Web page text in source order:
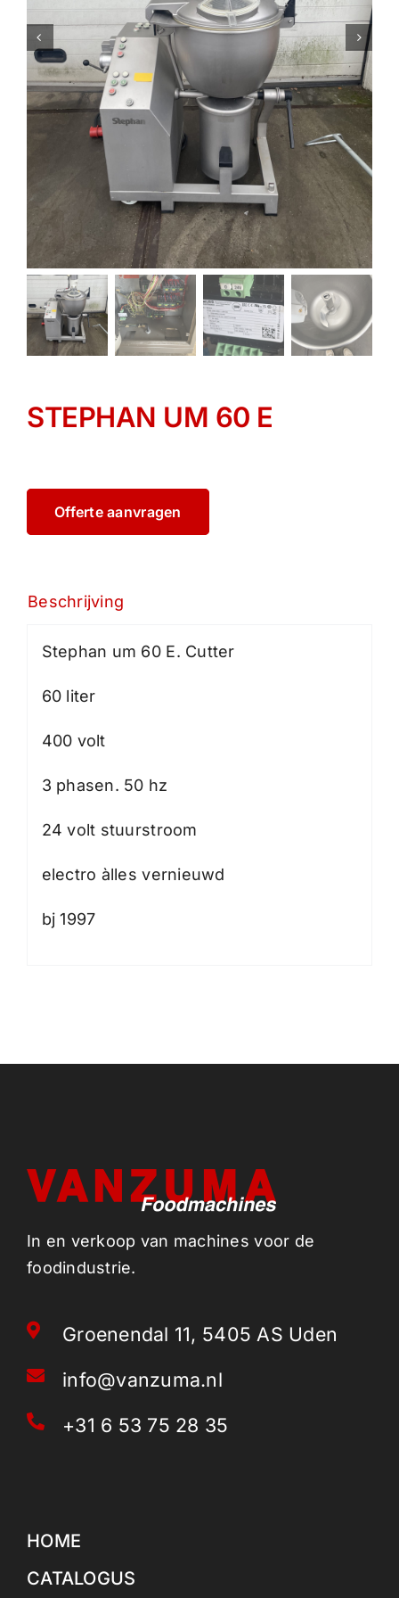
STEPHAN UM 60 E
Offerte aanvragen
Beschrijving
Stephan um 60 E. Cutter
60 liter
400 volt
3 phasen. 50 hz
24 volt stuurstroom
electro àlles vernieuwd
bj 1997
In en verkoop van machines voor de
foodindustrie.
Groenendal 11, 5405 AS Uden
info@vanzuma.nl
+31 6 53 75 28 35
HOME
CATALOGUS